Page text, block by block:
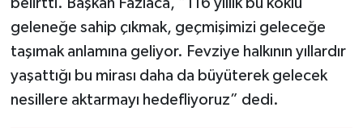
geleneğe sahip çıkmak, geçmişimizi geleceğe
taşımak anlamına geliyor. Fevziye halkının yıllardır
yaşattığı bu mirası daha da büyüterek gelecek
nesillere aktarmayı hedefliyoruz” dedi.